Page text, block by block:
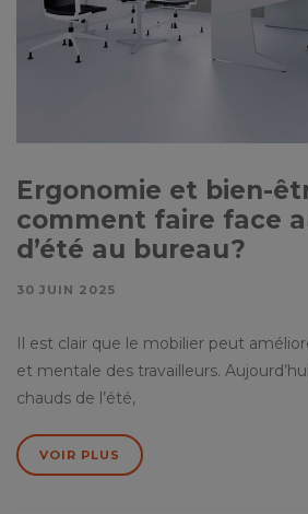
Ergonomie et bien-
comment faire face
d’été au bureau?
30 JUIN 2025
Il est clair que le mobilier peut
et mentale des travailleurs.
chauds de l’été,
VOIR PLUS